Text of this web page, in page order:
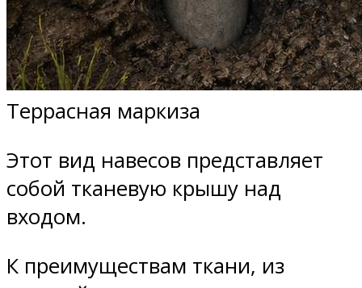
Террасная маркиза
Этот вид навесов представляет
собой тканевую крышу над
входом.
К преимуществам ткани, из